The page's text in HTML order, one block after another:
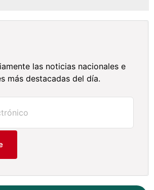
las noticias nacionales e
más destacadas del día.